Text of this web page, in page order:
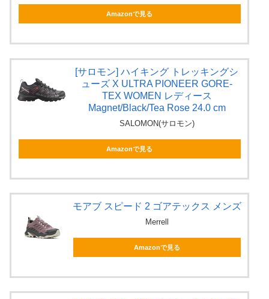
Amazonで見る
[サロモン] ハイキング トレッキングシ
ューズ X ULTRA PIONEER GORE-
TEX WOMEN レディース
Magnet/Black/Tea Rose 24.0 cm
SALOMON(サロモン)
Amazonで見る
モアブ スピード 2 ゴアテックス メンズ
Merrell
Amazonで見る